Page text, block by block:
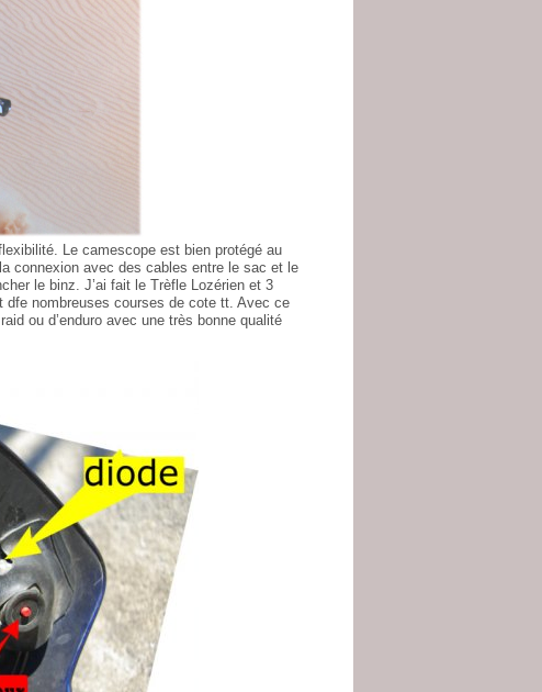
Le camescope est bien protégé au
connexion avec des cables entre le sac et le
le binz. J’ai fait le Trèfle Lozérien et 3
dfe nombreuses courses de cote tt. Avec ce
ou d’enduro avec une très bonne qualité